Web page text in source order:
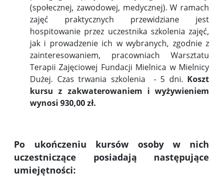
(społecznej, zawodowej, medycznej). W ramach
zajęć praktycznych przewidziane jest
hospitowanie przez uczestnika szkolenia zajęć,
jak i prowadzenie ich w wybranych, zgodnie z
zainteresowaniem, pracowniach Warsztatu
Terapii Zajęciowej Fundacji Mielnica w Mielnicy
Dużej. Czas trwania szkolenia - 5 dni. Koszt
kursu z zakwaterowaniem i wyżywieniem
wynosi 930,00 zł.
Po ukończeniu kursów osoby w nich
uczestniczące posiadają następujące
umiejętności: